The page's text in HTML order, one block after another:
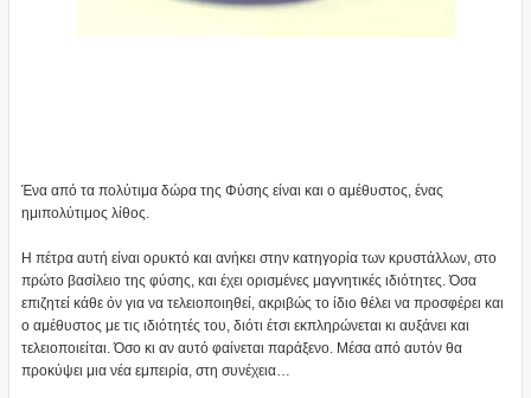
Ένα από τα πολύτιμα δώρα της Φύσης είναι και ο αμέθυστος, ένας
ημιπολύτιμος λίθος.
Η πέτρα αυτή είναι ορυκτό και ανήκει στην κατηγορία των κρυστάλλων, στο
πρώτο βασίλειο της φύσης, και έχει ορισμένες μαγνητικές ιδιότητες. Όσα
επιζητεί κάθε όν για να τελειοποιηθεί, ακριβώς το ίδιο θέλει να προσφέρει και
ο αμέθυστος με τις ιδιότητές του, διότι έτσι εκπληρώνεται κι αυξάνει και
τελειοποιείται. Όσο κι αν αυτό φαίνεται παράξενο. Μέσα από αυτόν θα
προκύψει μια νέα εμπειρία, στη συνέχεια…